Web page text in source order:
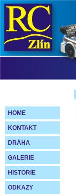
HOME
KONTAKT
DRÁHA
GALERIE
HISTORIE
ODKAZY